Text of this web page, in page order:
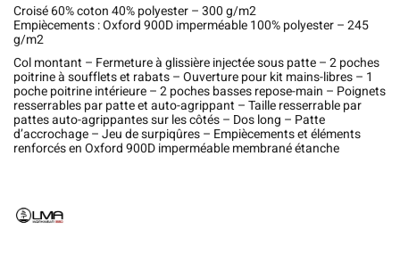
Croisé 60% coton 40% polyester – 300 g/m2
Empiècements : Oxford 900D imperméable 100% polyester – 245
g/m2
Col montant – Fermeture à glissière injectée sous patte – 2 poches
poitrine à soufflets et rabats – Ouverture pour kit mains-libres – 1
poche poitrine intérieure – 2 poches basses repose-main – Poignets
resserrables par patte et auto-agrippant – Taille resserrable par
pattes auto-agrippantes sur les côtés – Dos long – Patte
d’accrochage – Jeu de surpiqûres – Empiècements et éléments
renforcés en Oxford 900D imperméable membrané étanche